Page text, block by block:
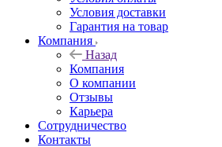
Условия доставки
Гарантия на товар
Компания
Назад
Компания
О компании
Отзывы
Карьера
Сотрудничество
Контакты